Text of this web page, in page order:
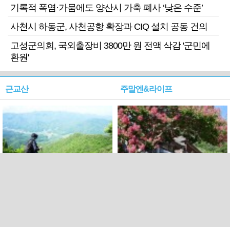
기록적 폭염·가뭄에도 양산시 가축 폐사 ‘낮은 수준’
사천시 하동군, 사천공항 확장과 CIQ 설치 공동 건의
고성군의회, 국외출장비 3800만 원 전액 삭감 '군민에
환원'
근교산 주말엔&라이프